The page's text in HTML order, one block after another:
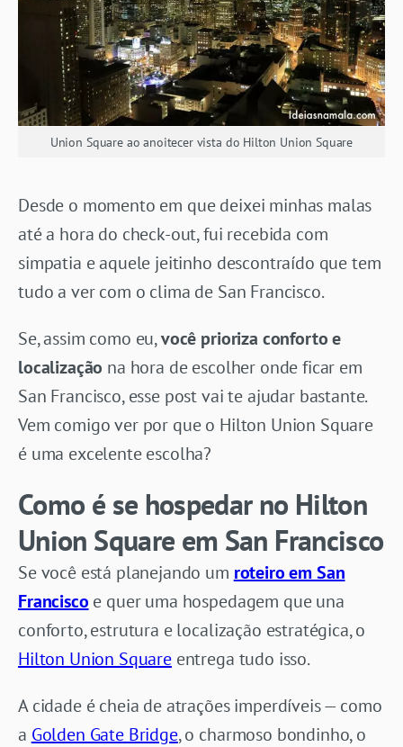
Union Square ao anoitecer vista do Hilton Union Square
Desde o momento em que deixei minhas malas
até a hora do check-out, fui recebida com
simpatia e aquele jeitinho descontraído que tem
tudo a ver com o clima de San Francisco.
Se, assim como eu,você prioriza conforto e
localização na hora de escolher onde ficar em
San Francisco, esse post vai te ajudar bastante.
Vem comigo ver por que o Hilton Union Square
é uma excelente escolha?
Como é se hospedar no Hilton
Union Square em San Francisco
Se você está planejando um roteiro em San
Francisco e quer uma hospedagem que una
conforto, estrutura e localização estratégica, o
Hilton Union Squareentrega tudo isso.
A cidade é cheia de atrações imperdíveis — como
a Golden Gate Bridge, o charmoso bondinho, o